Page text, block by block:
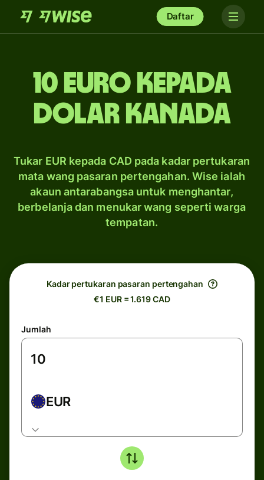
Daftar
10 Euro kepada
dolar Kanada
Tukar EUR kepada CAD pada kadar pertukaran
mata wang pasaran pertengahan. Wise ialah
akaun antarabangsa untuk menghantar,
berbelanja dan menukar wang seperti warga
tempatan.
Kadar pertukaran pasaran pertengahan
€1 EUR = 1.619 CAD
Jumlah
EUR